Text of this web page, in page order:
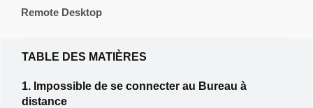
Remote Desktop
TABLE DES MATIÈRES
1. Impossible de se connecter au Bureau à
distance